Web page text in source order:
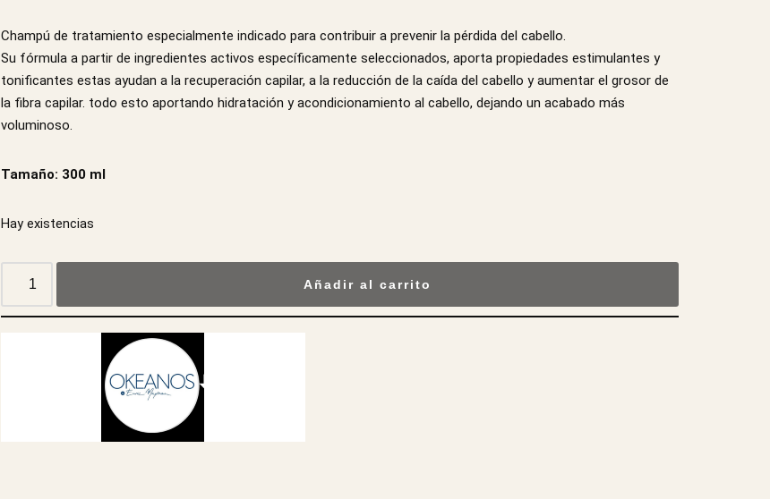
Champú de tratamiento especialmente indicado para contribuir a prevenir la pérdida del cabello.
Su fórmula a partir de ingredientes activos específicamente seleccionados, aporta propiedades estimulantes y
tonificantes estas ayudan a la recuperación capilar, a la reducción de la caída del cabello y aumentar el grosor de
la fibra capilar. todo esto aportando hidratación y acondicionamiento al cabello, dejando un acabado más
voluminoso.
Tamaño: 300 ml
Hay existencias
Añadir al carrito